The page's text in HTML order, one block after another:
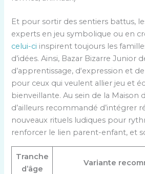
Et pour sortir des sentiers battus,
experts en jeu symbolique ou en
celui-ci inspirent toujours les
d’idées. Ainsi, Bazar Bizarre Junior
d’apprentissage, d‘expression et
pour ceux qui veulent allier jeu et
bienveillante. Au sein de la Maison
d’ailleurs recommandé d’intégrer
nouveaux rituels ludiques pour
renforcer le lien parent-enfant, et
Tranche
d’âge
Variante